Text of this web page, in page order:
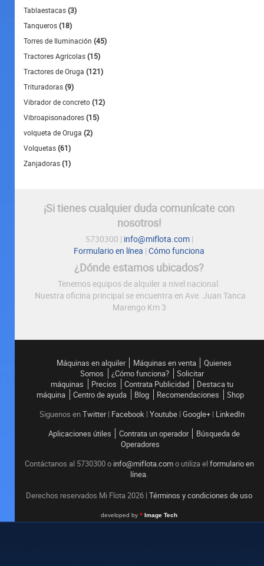
Tablaestacas(3)
Tanqueros(18)
Torres de Iluminación (45)
Tractores Agrícolas(15)
Tractores de Oruga (121)
Trituradoras(9)
Vibrador de concreto(12)
Vibroapisonadores(15)
volqueta de Oruga (2)
Volquetas(61)
Zanjadoras(1)
¡Si tienes cualquier duda comunícate con
nosotros!
5730300 | info@miflota.com |
Formulario en línea |Cómo funciona
¿Dónde estamos ubicados?
Tenemos equipos de alquiler a nivel nacional.
Nuestra oficina principal se encuentra en Ave. Juan Tanca
Marengo Km 3
Máquinas en alquiler Máquinas en venta
Quienes
Somos
¿Cómo funciona?
Solicitar
máquinas
Precios Contrata Publicidad
Destaca tu
máquina
Centro de ayuda Blog Recomendaciones
Shop
Siguenos enTwitter| Facebook |Youtube |Google+ | LinkedIn
Aplicaciones útiles
Contrata un operador
Búsqueda de
Operadores
Contáctanos al 5730300 o info@miflota.como utiliza el formulario en
línea.
Derechos reservados Mi Flota2026 |Términos y condiciones de uso
developed by • Image Tech